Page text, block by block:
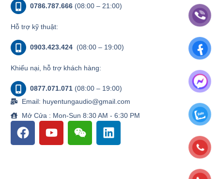
0786.787.666 (08:00 – 21:00)
Hỗ trợ kỹ thuật:
0903.423.424 (08:00 – 19:00)
Khiếu nại, hỗ trợ khách hàng:
0877.071.071 (08:00 – 19:00)
Email: huyentungaudio@gmail.com
Mở Cửa : Mon-Sun 8:30 AM - 6:30 PM